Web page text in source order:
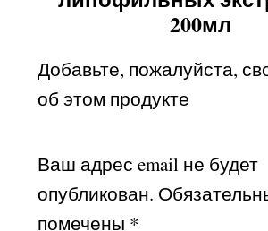
200мл
Добавьте, пожалуйста,
об этом продукте
Ваш адрес email не будет
опубликован.
помечены *